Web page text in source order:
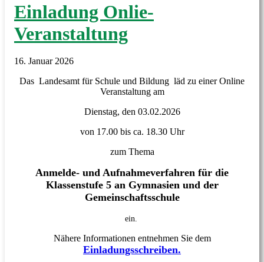
Einladung Onlie-
Veranstaltung
16. Januar 2026
Das Landesamt für Schule und Bildung läd zu einer Online
Veranstaltung am
Dienstag, den 03.02.2026
von 17.00 bis ca. 18.30 Uhr
zum Thema
Anmelde- und Aufnahmeverfahren für die
Klassenstufe 5 an Gymnasien und der
Gemeinschaftsschule
ein.
Nähere Informationen entnehmen Sie dem
Einladungsschreiben.